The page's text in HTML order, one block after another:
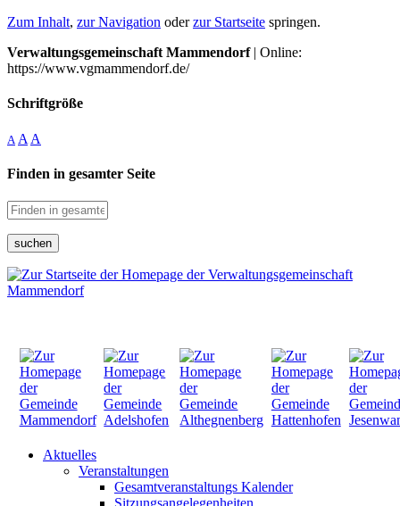
Zum Inhalt, zur Navigation oderzur Startseite springen.
Verwaltungsgemeinschaft Mammendorf| Online:
https://www.vgmammendorf.de/
Schriftgröße
A A A
Finden in gesamter Seite
suchen
Aktuelles
Veranstaltungen
Gesamtveranstaltungs Kalender
Sitzungsangelegenheiten